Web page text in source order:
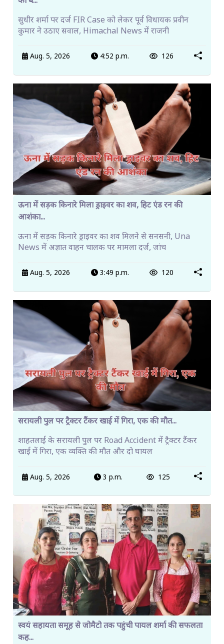
सुधीर शर्मा पर दर्ज FIR Case को लेकर पूर्व विधायक प्रवीन
कुमार ने उठाए सवाल, Himachal News में राजनी
Aug. 5, 2026 4:52 p.m. 126
ऊना में सड़क किनारे मिला ड्राइवर का शव, हिट एंड रन की
आशंका...
ऊना में सड़क किनारे ड्राइवर का शव मिलने से सनसनी, Una
News में अज्ञात वाहन चालक पर मामला दर्ज, जांच
Aug. 5, 2026 3:49 p.m. 120
सरायली पुल पर ट्रैक्टर टैंकर खाई में गिरा, एक की मौत...
शाहतलाई के सरायली पुल पर Road Accident में ट्रैक्टर टैंकर
खाई में गिरा, एक व्यक्ति की मौत और दो घायल
Aug. 5, 2026 3 p.m. 125
स्वयं सहायता समूह से जोमैटो तक पहुंची पायल शर्मा की सफलता
कह...